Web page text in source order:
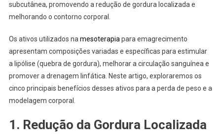
subcutânea, promovendo a redução de gordura localizada e
melhorando o contorno corporal.
Os ativos utilizados na mesoterapia para emagrecimento
apresentam composições variadas e específicas para estimular
a lipólise (quebra de gordura), melhorar a circulação sanguínea e
promover a drenagem linfática. Neste artigo, exploraremos os
cinco principais benefícios desses ativos para a perda de peso e a
modelagem corporal.
1. Redução da Gordura Localizada